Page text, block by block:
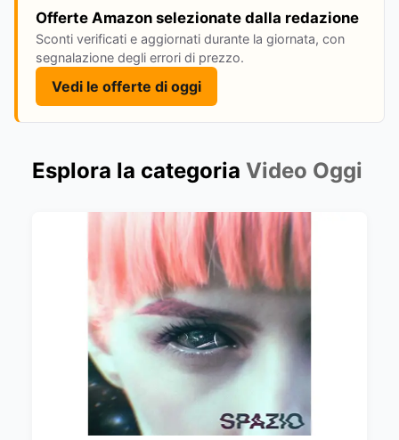
Offerte Amazon selezionate dalla redazione
Sconti verificati e aggiornati durante la giornata, con
segnalazione degli errori di prezzo.
Vedi le offerte di oggi
Esplora la categoria Video Oggi